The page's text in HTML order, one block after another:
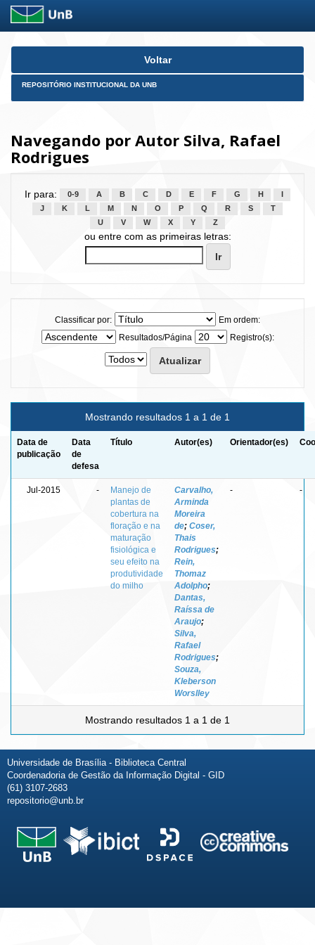
Skip
Voltar
REPOSITÓRIO INSTITUCIONAL DA UNB
Navegando por Autor Silva, Rafael
Rodrigues
Ir para: 0-9 A B C D E F G H
J
K L M N O P Q R S
T
U
V W X Y Z
ou entre com as primeiras letras:
Classificar por:
Em ordem:
Resultados/Página
Registro(s):
Mostrando resultados 1 a 1 de 1
Data de
publicação
Data
de
defesa
Título Autor(es) Orientador(es)
Jul-2015 -
Manejo de
plantas de
cobertura na
floração e na
maturação
fisiológica e
seu efeito na
produtividade
do milho
Carvalho,
Arminda
Moreira
de; Coser,
Thais
Rodrigues;
Rein,
Thomaz
Adolpho;
Dantas,
Raíssa de
Araujo;
Silva,
Rafael
Rodrigues;
Souza,
Kleberson
Worslley
- -
Mostrando resultados 1 a 1 de 1
Universidade de Brasília - Biblioteca Central
Coordenadoria de Gestão da Informação Digital - GID
(61) 3107-2683
repositorio@unb.br